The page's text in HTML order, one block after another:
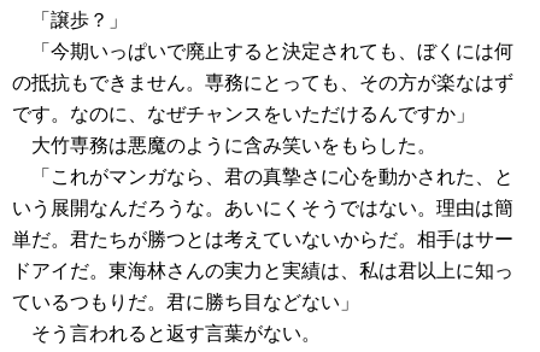
「譲歩？」
「今期いっぱいで廃止すると決定されても、ぼくには何
の抵抗もできません。専務にとっても、その方が楽なはず
です。なのに、なぜチャンスをいただけるんですか」
大竹専務は悪魔のように含み笑いをもらした。
「これがマンガなら、君の真摯さに心を動かされた、と
いう展開なんだろうな。あいにくそうではない。理由は簡
単だ。君たちが勝つとは考えていないからだ。相手はサー
ドアイだ。東海林さんの実力と実績は、私は君以上に知っ
ているつもりだ。君に勝ち目などない」
そう言われると返す言葉がない。